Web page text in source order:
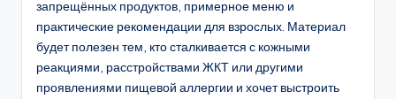
запрещённых продуктов, примерное меню и
практические рекомендации для взрослых. Материал
будет полезен тем, кто сталкивается с кожными
реакциями, расстройствами ЖКТ или другими
проявлениями пищевой аллергии и хочет выстроить